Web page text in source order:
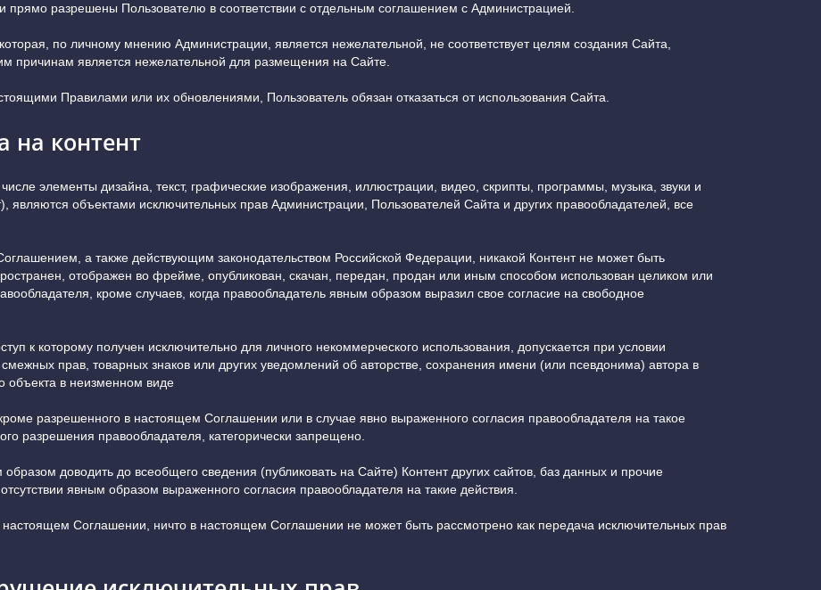
прямо разрешены Пользователю в соответствии с отдельным соглашением с Администрацией.
по личному мнению Администрации, является нежелательной, не соответствует целям создания Сайта,
причинам является нежелательной для размещения на Сайте.
Правилами или их обновлениями, Пользователь обязан отказаться от использования Сайта.
на контент
элементы дизайна, текст, графические изображения, иллюстрации, видео, скрипты, программы, музыка, звуки и
являются объектами исключительных прав Администрации, Пользователей Сайта и других правообладателей, все
а также действующим законодательством Российской Федерации, никакой Контент не может быть
отображен во фрейме, опубликован, скачан, передан, продан или иным способом использован целиком или
кроме случаев, когда правообладатель явным образом выразил свое согласие на свободное
к которому получен исключительно для личного некоммерческого использования, допускается при условии
смежных прав, товарных знаков или других уведомлений об авторстве, сохранения имени (или псевдонима) автора в
объекта в неизменном виде
разрешенного в настоящем Соглашении или в случае явно выраженного согласия правообладателя на такое
разрешения правообладателя, категорически запрещено.
доводить до всеобщего сведения (публиковать на Сайте) Контент других сайтов, баз данных и прочие
явным образом выраженного согласия правообладателя на такие действия.
Соглашении, ничто в настоящем Соглашении не может быть рассмотрено как передача исключительных прав